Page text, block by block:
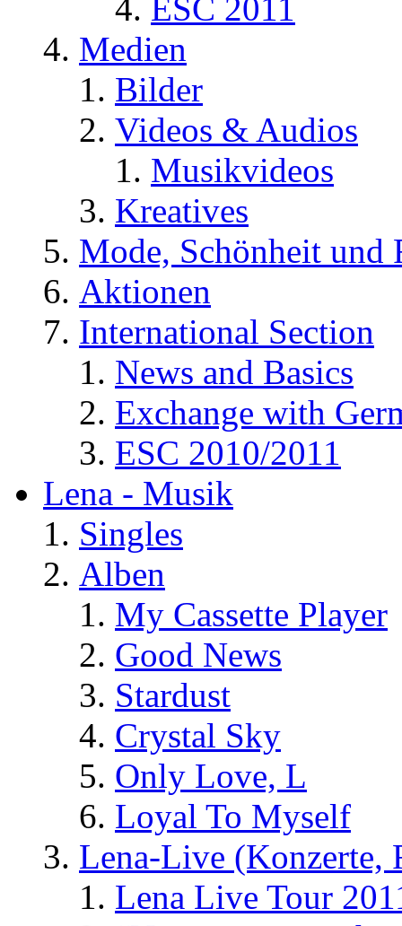
ESC 2011
Medien
Bilder
Videos & Audios
Musikvideos
Kreatives
Mode, Schönheit und
Aktionen
International Section
News and Basics
Exchange with
ESC 2010/2011
Lena - Musik
Singles
Alben
My Cassette Player
Good News
Stardust
Crystal Sky
Only Love, L
Loyal To Myself
Lena-Live (Konzerte,
Lena Live Tour